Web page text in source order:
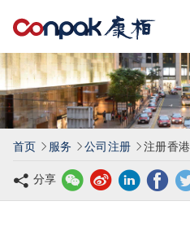
康
栢
计
师
事
务
所
限
司
首页 服务 公司注册 注册香
分享